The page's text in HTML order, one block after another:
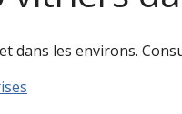
dans les environs.